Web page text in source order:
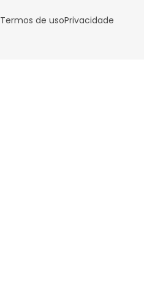
Termos de usoPrivacidade